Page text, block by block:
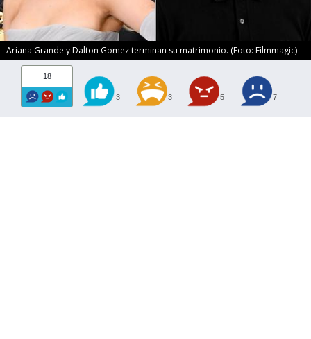
Ariana Grande y Dalton Gomez terminan su matrimonio. (Foto: Filmmagic)
18
3 3 5 7